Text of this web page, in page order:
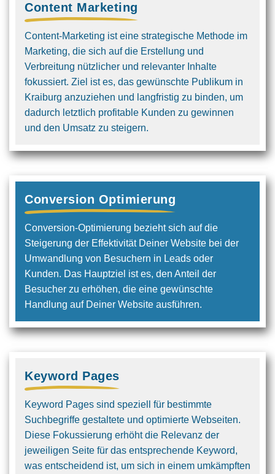
Content Marketing
Content-Marketing ist eine strategische Methode im
Marketing, die sich auf die Erstellung und
Verbreitung nützlicher und relevanter Inhalte
fokussiert. Ziel ist es, das gewünschte Publikum in
Kraiburg anzuziehen und langfristig zu binden, um
dadurch letztlich profitable Kunden zu gewinnen
und den Umsatz zu steigern.
Conversion Optimierung
Conversion-Optimierung bezieht sich auf die
Steigerung der Effektivität Deiner Website bei der
Umwandlung von Besuchern in Leads oder
Kunden. Das Hauptziel ist es, den Anteil der
Besucher zu erhöhen, die eine gewünschte
Handlung auf Deiner Website ausführen.
Keyword Pages
Keyword Pages sind speziell für bestimmte
Suchbegriffe gestaltete und optimierte Webseiten.
Diese Fokussierung erhöht die Relevanz der
jeweiligen Seite für das entsprechende Keyword,
was entscheidend ist, um sich in einem umkämpften